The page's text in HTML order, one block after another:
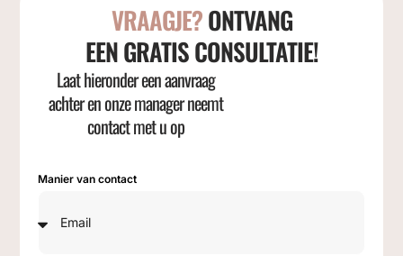
VRAAGJE?ONTVANG
EEN GRATIS CONSULTATIE!
Laat hieronder een aanvraag
achter en onze manager neemt
contact met u op
Manier van contact